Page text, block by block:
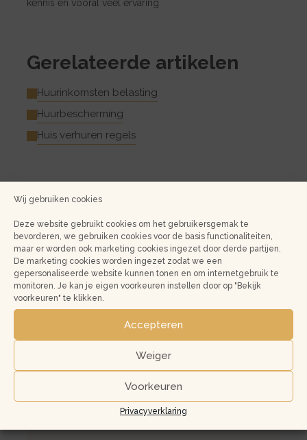
Wij gebruiken cookies
Deze website gebruikt cookies om het gebruikersgemak te
bevorderen, we gebruiken cookies voor de basis functionaliteiten,
maar er worden ook marketing cookies ingezet door derde partijen.
De marketing cookies worden ingezet zodat we een
gepersonaliseerde website kunnen tonen en om internetgebruik te
monitoren. Je kan je eigen voorkeuren instellen door op "Bekijk
voorkeuren" te klikken.
Accepteren
Weiger
Voorkeuren
Privacyverklaring
kennis en vooral veel ervaring.
Gerelateerde artikelen
Huurinkomsten belasting
Huurbescherming
Huis verhuren regels
Meer weten?
achter voor een vrijblijvende
kennismaking!
Email Telefoon
020 33 000 31